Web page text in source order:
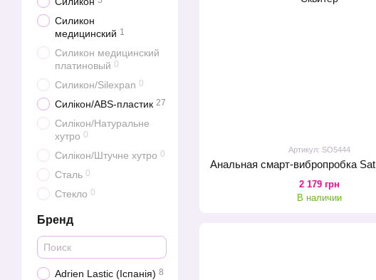
Артикул: SO5444
2 179 грн
В наличии
Силикон
медицинский 1
Силикон медицинский
платиновый 0
Силикон/Silexpan 0
Силікон/ABS-пластик 27
Силікон/Натуральне
хутро 0
Силікон/Штучне хутро 0
Сталь 0
Стекло 0
Бренд
Adrien Lastic (Іспанія) 8